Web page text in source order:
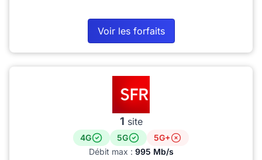
Voir les forfaits
1 site
4G 5G
5G+
Débit max : 995 Mb/s